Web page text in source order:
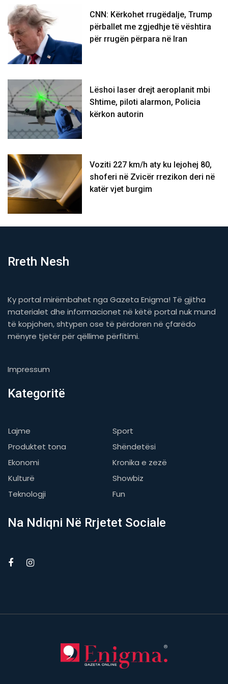
CNN: Kërkohet rrugëdalje, Trump
përballet me zgjedhje të vështira
për rrugën përpara në Iran
Lëshoi laser drejt aeroplanit mbi
Shtime, piloti alarmon, Policia
kërkon autorin
Voziti 227 km/h aty ku lejohej 80,
shoferi në Zvicër rrezikon deri në
katër vjet burgim
Rreth Nesh
Ky portal mirëmbahet nga Gazeta Enigma! Të gjitha
materialet dhe informacionet në këtë portal nuk mund
të kopjohen, shtypen ose të përdoren në çfarëdo
mënyre tjetër për qëllime përfitimi.
Impressum
Kategoritë
Lajme
Sport
Produktet tona
Shëndetësi
Ekonomi
Kronika e zezë
Kulturë
Showbiz
Teknologji
Fun
Na Ndiqni Në Rrjetet Sociale